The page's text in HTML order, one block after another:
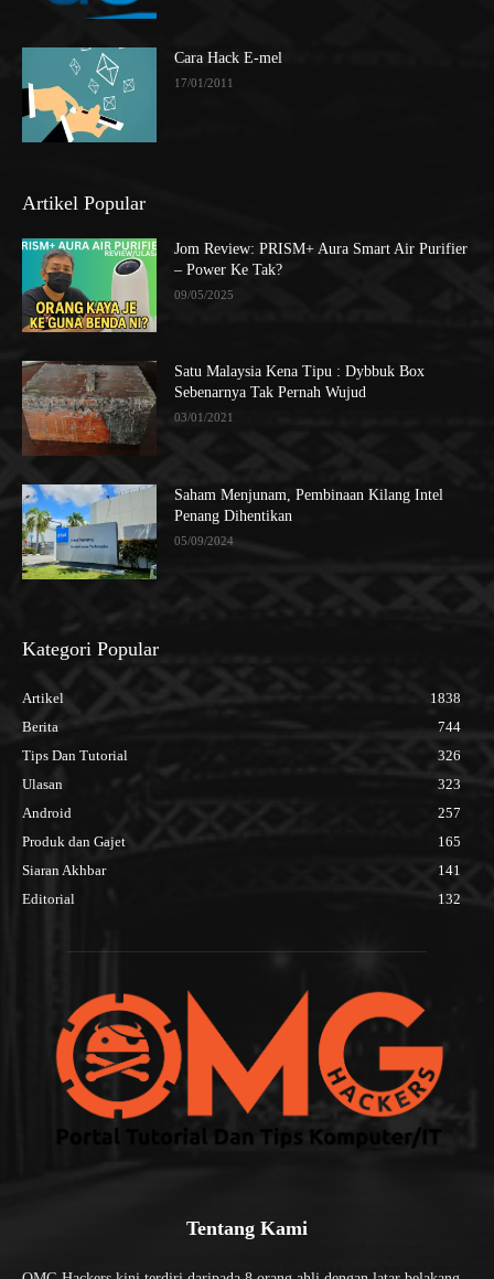
Cara Hack E-mel
17/01/2011
Artikel Popular
Jom Review: PRISM+ Aura Smart Air Purifier
– Power Ke Tak?
09/05/2025
Satu Malaysia Kena Tipu : Dybbuk Box
Sebenarnya Tak Pernah Wujud
03/01/2021
Saham Menjunam, Pembinaan Kilang Intel
Penang Dihentikan
05/09/2024
Kategori Popular
Artikel
1838
Berita
744
Tips Dan Tutorial
326
Ulasan
323
Android
257
Produk dan Gajet
165
Siaran Akhbar
141
Editorial
132
Tentang Kami